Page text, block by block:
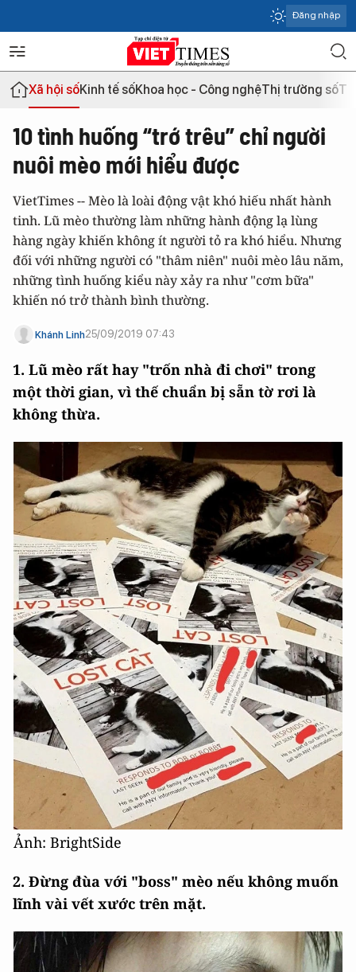
Đăng nhập
Xã hội sốKinh tế sốKhoa học - Công nghệThị trường số
10 tình huống “trớ trêu” chỉ người
nuôi mèo mới hiểu được
VietTimes -- Mèo là loài động vật khó hiếu nhất hành
tinh. Lũ mèo thường làm những hành động lạ lùng
hàng ngày khiến không ít người tỏ ra khó hiểu. Nhưng
đối với những người có "thâm niên" nuôi mèo lâu năm,
những tình huống kiểu này xảy ra như "cơm bữa"
khiến nó trở thành bình thường.
Khánh Linh25/09/2019 07:43
1. Lũ mèo rất hay "trốn nhà đi chơi" trong
một thời gian, vì thế chuẩn bị sẵn tờ rơi là
không thừa.
Ảnh: BrightSide
2. Đừng đùa với "boss" mèo nếu không muốn
lĩnh vài vết xước trên mặt.